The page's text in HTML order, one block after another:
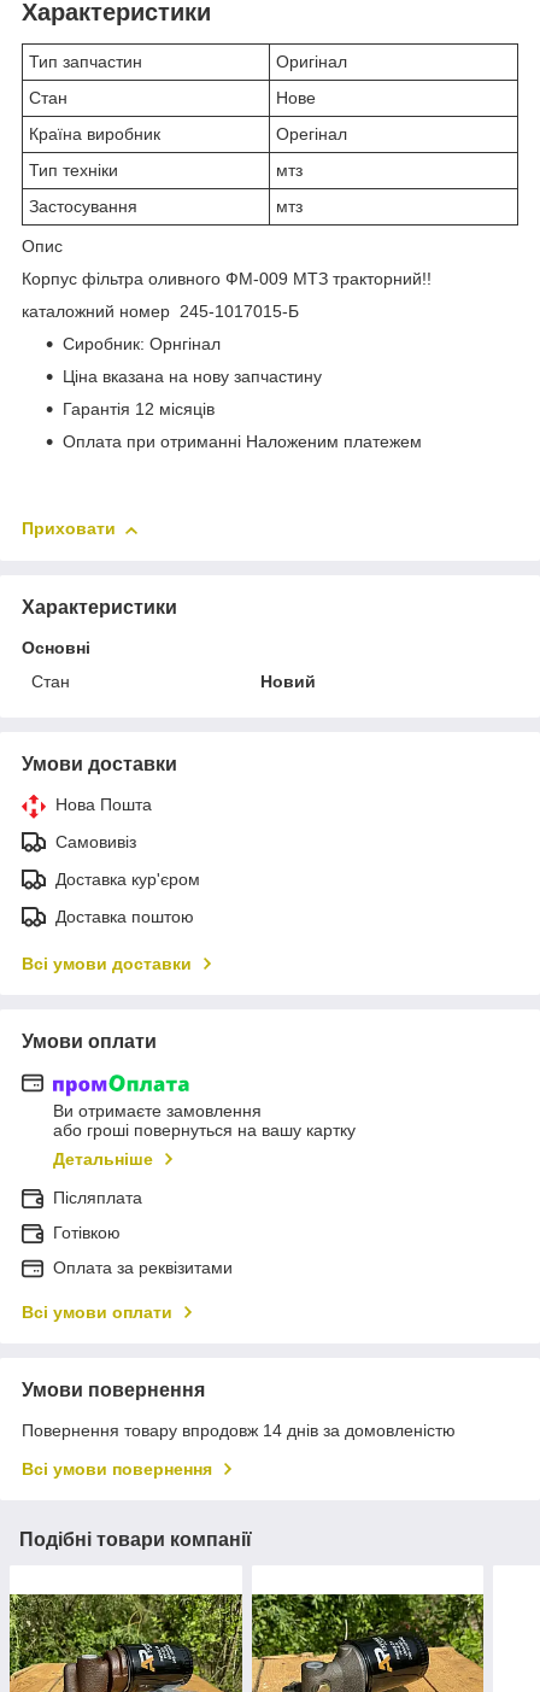
Характеристики
Тип запчастин
Оригінал
Стан
Нове
Країна виробник
Орегінал
Тип техніки
мтз
Застосування
мтз
Опис
Корпус фільтра оливного ФМ-009 МТЗ тракторний!!
каталожний номер 245-1017015-Б
Сиробник: Орнгінал
Ціна вказана на нову запчастину
Гарантія 12 місяців
Оплата при отриманні Наложеним платежем
Приховати
Характеристики
Основні
Стан
Новий
Умови доставки
Нова Пошта
Самовивіз
Доставка кур'єром
Доставка поштою
Всі умови доставки
Умови оплати
Ви отримаєте замовлення
або гроші повернуться на вашу картку
Детальніше
Післяплата
Готівкою
Оплата за реквізитами
Всі умови оплати
Умови повернення
Повернення товару впродовж 14 днів за домовленістю
Всі умови повернення
Подібні товари компанії